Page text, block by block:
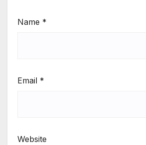
Name *
Email *
Website